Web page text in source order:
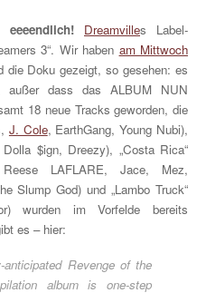
Dreamvilles Label-
3“. Wir haben am Mittwoch
die Doku gezeigt, so gesehen: es
außer dass das ALBUM NUN
18 neue Tracks geworden, die
J. Cole, EarthGang, Young Nubi),
$ign, Dreezy), „Costa Rica“
LAFLARE, Jace, Mez,
Slump God) und „Lambo Truck“
wurden im Vorfelde bereits
es – hier:
anticipated Revenge of the
album is one-step